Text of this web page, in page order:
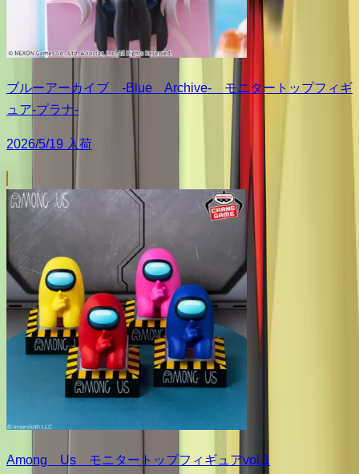
ブルーアーカイブ -Blue Archive- モニタートップフィギ
ュア-プラナ-
2026/5/19 入荷
Among Us モニタートップフィギュアvol.1